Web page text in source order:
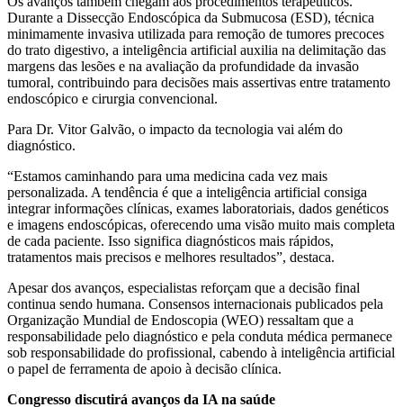
Durante a Dissecção Endoscópica da Submucosa (ESD), técnica
minimamente invasiva utilizada para remoção de tumores precoces
do trato digestivo, a inteligência artificial auxilia na delimitação das
margens das lesões e na avaliação da profundidade da invasão
tumoral, contribuindo para decisões mais assertivas entre tratamento
endoscópico e cirurgia convencional.
Para Dr. Vitor Galvão, o impacto da tecnologia vai além do
diagnóstico.
“Estamos caminhando para uma medicina cada vez mais
personalizada. A tendência é que a inteligência artificial consiga
integrar informações clínicas, exames laboratoriais, dados genéticos
e imagens endoscópicas, oferecendo uma visão muito mais completa
de cada paciente. Isso significa diagnósticos mais rápidos,
tratamentos mais precisos e melhores resultados”, destaca.
Apesar dos avanços, especialistas reforçam que a decisão final
continua sendo humana. Consensos internacionais publicados pela
Organização Mundial de Endoscopia (WEO) ressaltam que a
responsabilidade pelo diagnóstico e pela conduta médica permanece
sob responsabilidade do profissional, cabendo à inteligência artificial
o papel de ferramenta de apoio à decisão clínica.
Congresso discutirá avanços da IA na saúde